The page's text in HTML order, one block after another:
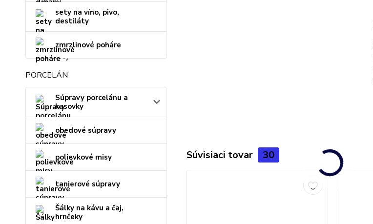
sety na víno, pivo,
destiláty
zmrzlinové poháre
PORCELÁN
Súpravy porcelánu a
kusovky
obedové súpravy
polievkové misy
tanierové súpravy
Šálky na kávu a čaj,
hrnčeky
Súvisiaci tovar 30